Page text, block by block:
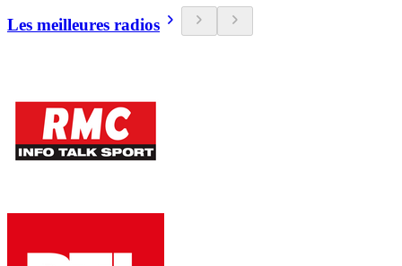
Les meilleures radios